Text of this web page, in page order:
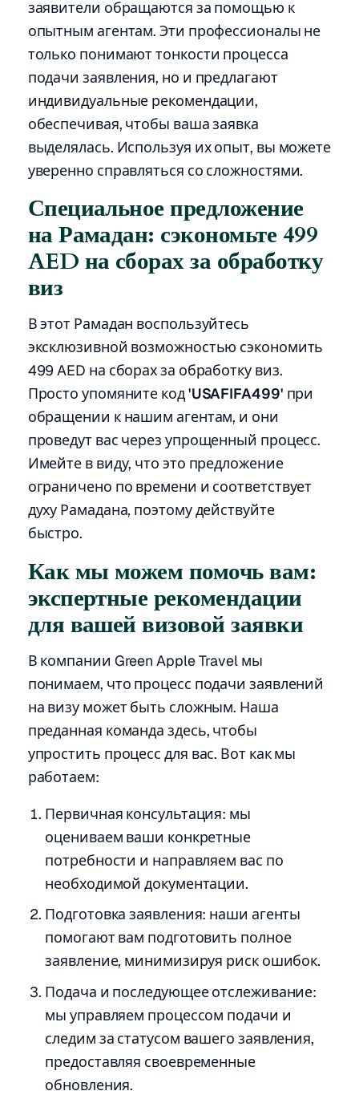
заявители обращаются за помощью к
опытным агентам. Эти профессионалы не
только понимают тонкости процесса
подачи заявления, но и предлагают
индивидуальные рекомендации,
обеспечивая, чтобы ваша заявка
выделялась. Используя их опыт, вы можете
уверенно справляться со сложностями.
Специальное предложение
на Рамадан: сэкономьте 499
AED на сборах за обработку
виз
В этот Рамадан воспользуйтесь
эксклюзивной возможностью сэкономить
499 AED на сборах за обработку виз.
Просто упомяните код'USAFIFA499' при
обращении к нашим агентам, и они
проведут вас через упрощенный процесс.
Имейте в виду, что это предложение
ограничено по времени и соответствует
духу Рамадана, поэтому действуйте
быстро.
Как мы можем помочь вам:
экспертные рекомендации
для вашей визовой заявки
В компании Green Apple Travel мы
понимаем, что процесс подачи заявлений
на визу может быть сложным. Наша
преданная команда здесь, чтобы
упростить процесс для вас. Вот как мы
работаем:
Первичная консультация: мы
оцениваем ваши конкретные
потребности и направляем вас по
необходимой документации.
Подготовка заявления: наши агенты
помогают вам подготовить полное
заявление, минимизируя риск ошибок.
Подача и последующее отслеживание:
мы управляем процессом подачи и
следим за статусом вашего заявления,
предоставляя своевременные
обновления.